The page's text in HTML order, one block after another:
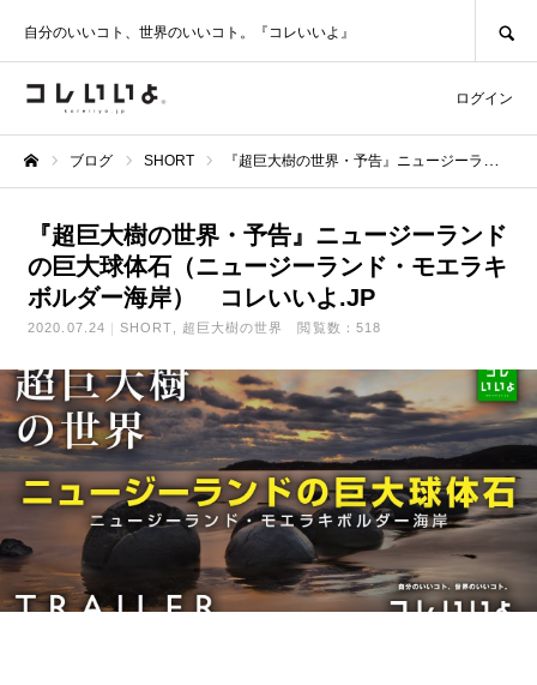
自分のいいコト、世界のいいコト。『コレいいよ』
ログイン
ブログ SHORT 『超巨大樹の世界・予告』ニュージーランドの巨大球体石（ニュージーランド・モエラキボルダー海岸） コレいいよ.JP
『超巨大樹の世界・予告』ニュージーランド
の巨大球体石（ニュージーランド・モエラキ
ボルダー海岸） コレいいよ.JP
2020.07.24 SHORT 超巨大樹の世界 閲覧数：518